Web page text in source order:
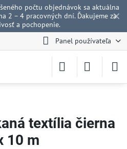
✕
počtu objednávok sa aktuálna
2 – 4 pracovných dní. Ďakujeme za
a pochopenie.
Panel používateľa
textília čierna
10 m